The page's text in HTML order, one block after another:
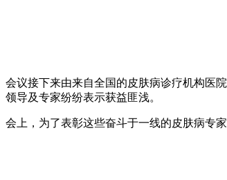
会议接下来由来自全国的皮肤病诊疗机构医
领导及专家纷纷表示获益匪浅。
会上，为了表彰这些奋斗于一线的皮肤病专